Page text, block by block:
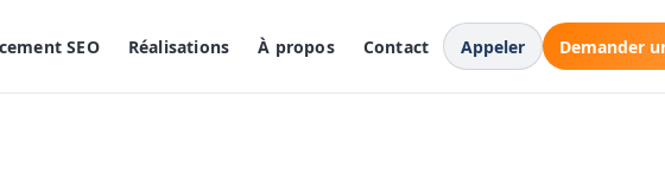
SEO Réalisations À propos Contact Appeler Demander